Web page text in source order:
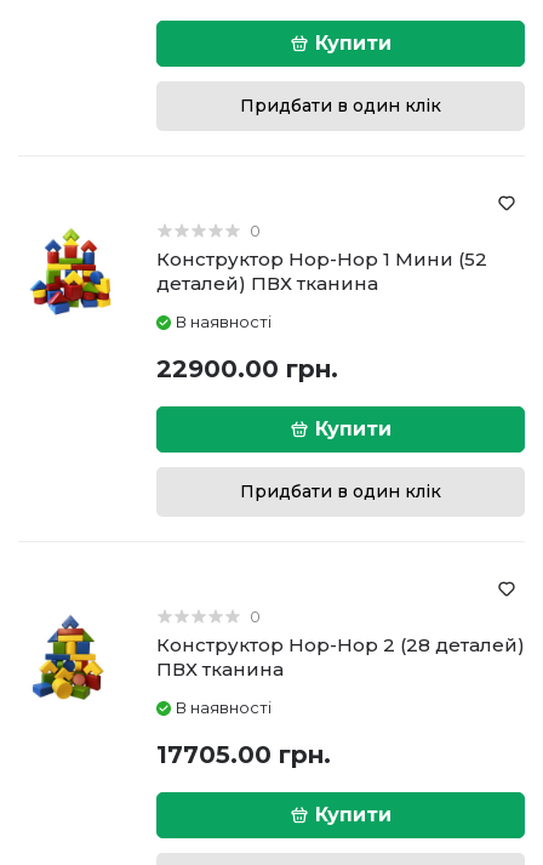
Купити
Придбати в один клік
0
Конструктор Hop-Hop 1 Мини (52
деталей) ПВХ тканина
В наявності
22900.00 грн.
Купити
Придбати в один клік
0
Конструктор Hop-Hop 2 (28 деталей)
ПВХ тканина
В наявності
17705.00 грн.
Купити